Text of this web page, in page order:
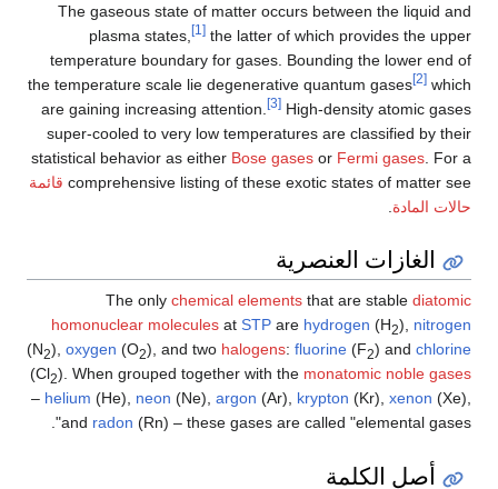
The gaseous state of matter occurs between the liquid and
plasma states,
[1] the latter of which provides the upper
temperature boundary for gases. Bounding the lower end of
the temperature scale lie degenerative quantum gases
[2] which
are gaining increasing attention.
[3] High-density atomic gases
super-cooled to very low temperatures are classified by their
statistical behavior as either Bose gases or Fermi gases . For a
comprehensive listing of these exotic states of matter see قائمة
حالات المادة
الغازات العنصرية
The only chemical elements that are stable diatomic
homonuclear molecules at STP are hydrogen (H2), nitrogen
(N2), oxygen (O2), and two halogens: fluorine (F2) and chlorine
(Cl2). When grouped together with the monatomic noble gases
– helium (He), neon (Ne), argon (Ar), krypton (Kr), xenon (Xe),
and radon (Rn) – these gases are called "elemental gases".
أصل الكلمة